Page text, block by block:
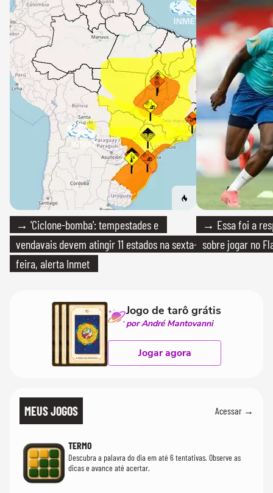
→ 'Ciclone-bomba': tempestades e
vendavais devem atingir 11 estados na sexta-
feira, alerta Inmet
→ Essa foi a
sobre jogar no
Jogo de tarô grátis
por André Mantovanni
Jogar agora
MEUS JOGOS Acessar →
TERMO
Descubra a palavra do dia em até 6 tentativas. Observe as
dicas e avance até acertar.